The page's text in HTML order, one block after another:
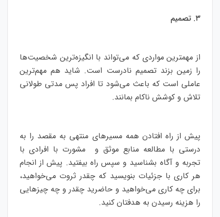
۳. تصمیم
از مهمترین مواردی که می‌تواند با انگیزه‌ترین شخصیت‌ها
را زمین بزند تصمیم نادرست است. شاید هم مهم‌ترین
عاملی است که باعث می‌شود تا افراد پس مدتی طولانی
تلاش و کوشش ناکام بمانند.
پیش از راه افتادن همه مسیرهای منتهی به مقصد را به
درستی با مطالعه منابع موثق و مشورت با افرادی با
تجربه و آگاه بشناسید و سپس راه بیفتید. پیش از انجام
هر کاری با جزئیات بنویسید که چقدر ثروت می‌خواهید،
برای چه کاری می‌خواهید و حاضرید چقدر و چه چیزهایی
را هزینه رسیدن به هدفتان کنید.